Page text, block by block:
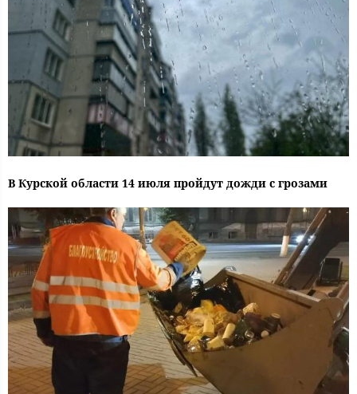
В Курской области 14 июля пройдут дожди с грозами